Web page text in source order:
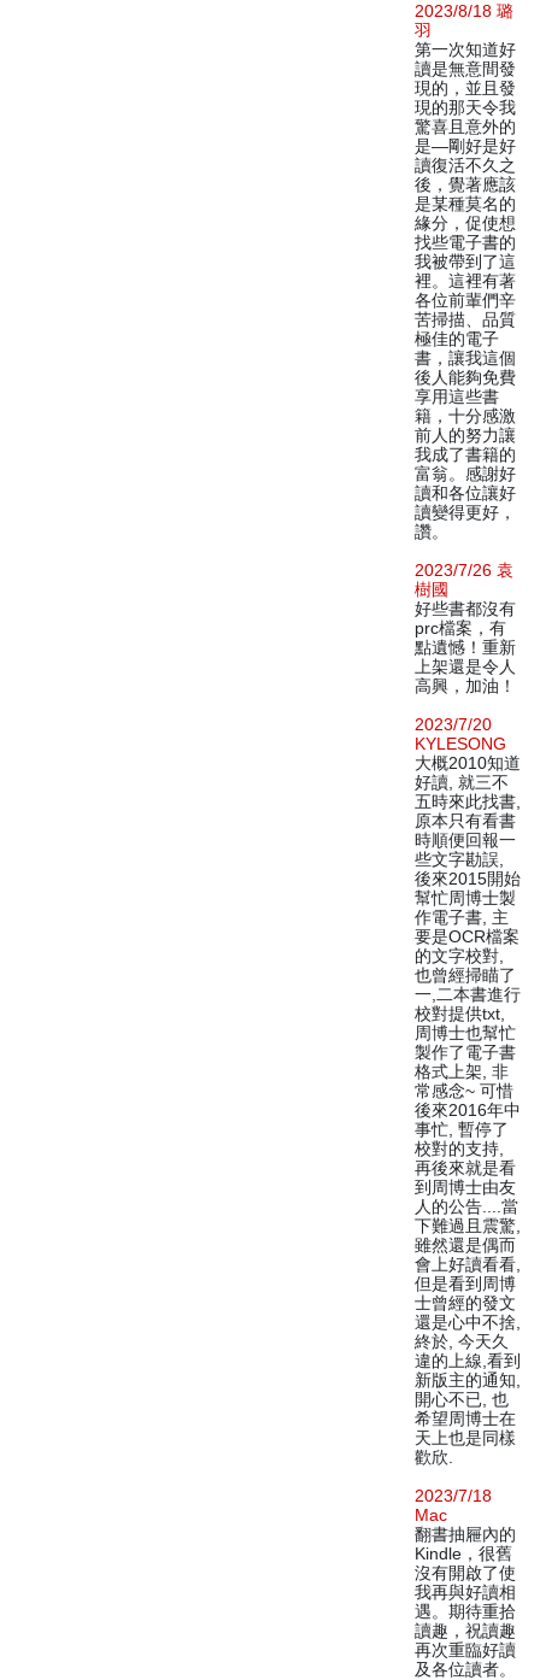
2023/8/18 璐
羽
第一次知道好
讀是無意間發
現的，並且發
現的那天令我
驚喜且意外的
是—剛好是好
讀復活不久之
後，覺著應該
是某種莫名的
緣分，促使想
找些電子書的
我被帶到了這
裡。這裡有著
各位前輩們辛
苦掃描、品質
極佳的電子
書，讓我這個
後人能夠免費
享用這些書
籍，十分感激
前人的努力讓
我成了書籍的
富翁。感謝好
讀和各位讓好
讀變得更好，
讚。
2023/7/26 袁
樹國
好些書都沒有
prc檔案，有
點遺憾！重新
上架還是令人
高興，加油！
2023/7/20
KYLESONG
大概2010知道
好讀, 就三不
五時來此找書,
原本只有看書
時順便回報一
些文字勘誤,
後來2015開始
幫忙周博士製
作電子書, 主
要是OCR檔案
的文字校對,
也曾經掃瞄了
一,二本書進行
校對提供txt,
周博士也幫忙
製作了電子書
格式上架, 非
常感念~ 可惜
後來2016年中
事忙, 暫停了
校對的支持,
再後來就是看
到周博士由友
人的公告....當
下難過且震驚,
雖然還是偶而
會上好讀看看,
但是看到周博
士曾經的發文
還是心中不捨,
終於, 今天久
違的上線,看到
新版主的通知,
開心不已, 也
希望周博士在
天上也是同樣
歡欣.
2023/7/18
Mac
翻書抽屜內的
Kindle，很舊
沒有開啟了使
我再與好讀相
遇。期待重拾
讀趣，祝讀趣
再次重臨好讀
及各位讀者。